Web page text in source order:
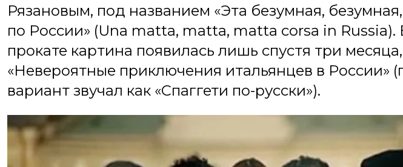
Рязановым, под названием «Эта безумная,
по России» (Una matta, matta, matta corsa in Russia).
прокате картина появилась лишь спустя три
«Невероятные приключения итальянцев в России»
вариант звучал как «Спаггети по-русски»).